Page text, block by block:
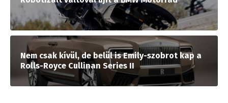
Nem csak kívül, de belül is Emily-szobrot kap a
Rolls-Royce Cullinan Series II